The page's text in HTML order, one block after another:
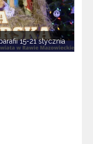
15-21 stycznia